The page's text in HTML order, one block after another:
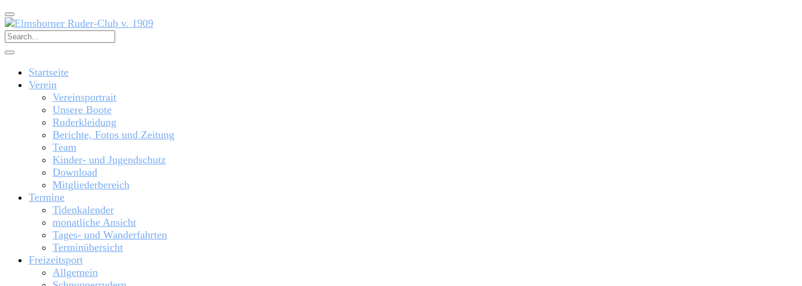
Startseite
Verein
Vereinsportrait
Unsere Boote
Ruderkleidung
Berichte, Fotos und Zeitung
Team
Kinder- und Jugendschutz
Download
Mitgliederbereich
Termine
Tidenkalender
monatliche Ansicht
Tages- und Wanderfahrten
Terminübersicht
Freizeitsport
Allgemein